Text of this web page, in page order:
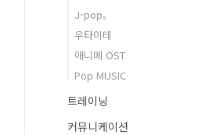
J-pop。
우타이테
애니메 OST
Pop MUSIC
트레이닝
커뮤니케이션